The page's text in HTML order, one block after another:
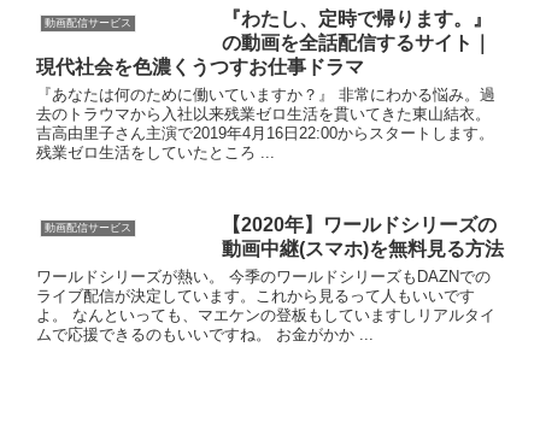
動画配信サービス
『わたし、定時で帰ります。』
の動画を全話配信するサイト｜
現代社会を色濃くうつすお仕事ドラマ
『あなたは何のために働いていますか？』 非常にわかる悩み。過
去のトラウマから入社以来残業ゼロ生活を貫いてきた東山結衣。
吉高由里子さん主演で2019年4月16日22:00からスタートします。
残業ゼロ生活をしていたところ ...
動画配信サービス
【2020年】ワールドシリーズの
動画中継(スマホ)を無料見る方法
ワールドシリーズが熱い。 今季のワールドシリーズもDAZNでの
ライブ配信が決定しています。これから見るって人もいいです
よ。 なんといっても、マエケンの登板もしていますしリアルタイ
ムで応援できるのもいいですね。 お金がかか ...